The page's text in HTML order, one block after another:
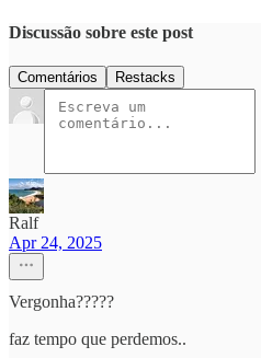
Discussão sobre este post
Comentários Restacks
Ralf
Apr 24, 2025
Vergonha?????
faz tempo que perdemos..